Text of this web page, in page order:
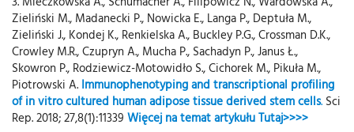
Zieliński M., Madanecki P., Nowicka E., Langa P., Deptuła M.,
Zieliński J., Kondej K., Renkielska A., Buckley P.G., Crossman D.K.,
Crowley M.R., Czupryn A., Mucha P., Sachadyn P., Janus Ł.,
Skowron P., Rodziewicz-Motowidło S., Cichorek M., Pikuła M.,
Piotrowski A. Immunophenotyping and transcriptional profiling
of in vitro cultured human adipose tissue derived stem cells. Sci
Rep. 2018; 27,8(1):11339 Więcej na temat artykułu Tutaj>>>>